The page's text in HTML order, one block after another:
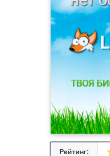
Рейтинг: